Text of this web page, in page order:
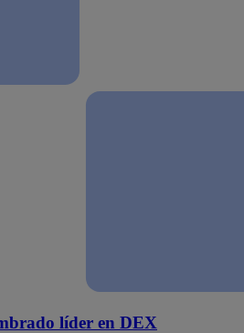
líder en DEX